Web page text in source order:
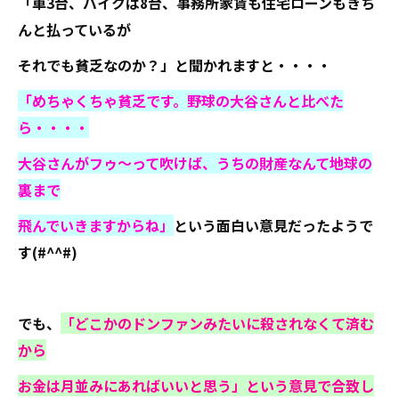
んと払っているが
それでも貧乏なのか？」と聞かれますと・・・・
「めちゃくちゃ貧乏です。野球の大谷さんと比べた
ら・・・・
大谷さんがフゥ～って吹けば、うちの財産なんて地球の
裏まで
飛んでいきますからね」 という面白い意見だったようで
す(#^^#)
でも、
「どこかのドンファンみたいに殺されなくて済む
から
お金は月並みにあればいいと思う」という意見で合致し